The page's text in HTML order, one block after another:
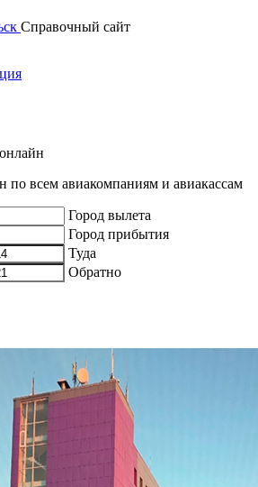
Справочный сайт
по всем авиакомпаниям и авиакассам
Город вылета
Город прибытия
Туда
Обратно